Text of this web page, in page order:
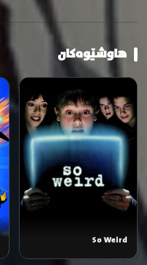
هاوشێوەکان
So Weird